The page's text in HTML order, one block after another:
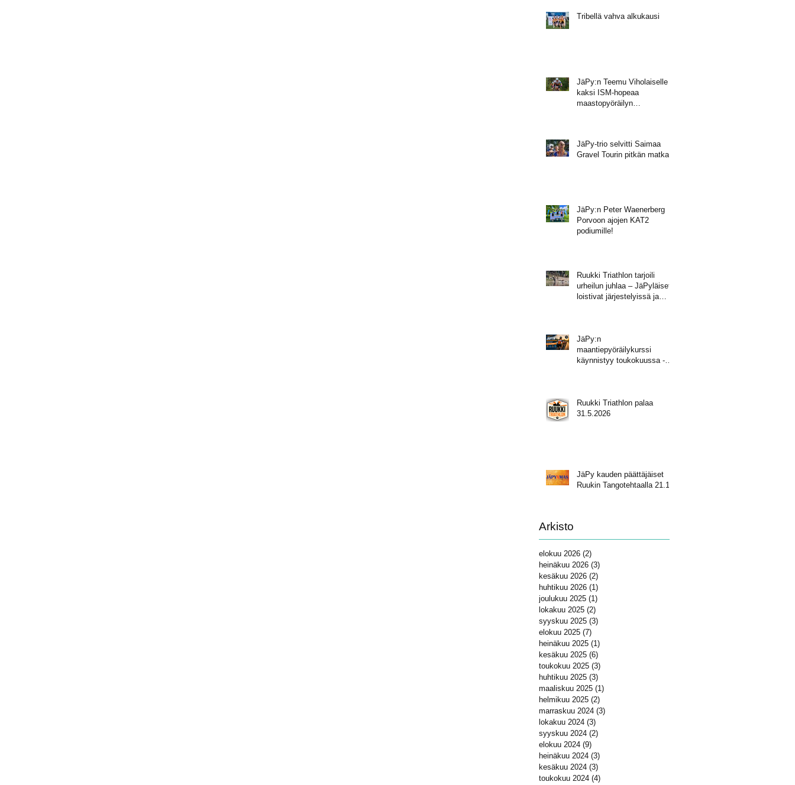
Tribellä vahva alkukausi
JäPy:n Teemu Viholaiselle
kaksi ISM-hopeaa
maastopyöräilyn
JäPy-trio selvitti Saimaa
Gravel Tourin pitkän matkan
JäPy:n Peter Waenerberg
Porvoon ajojen KAT2
podiumille!
Ruukki Triathlon tarjoili
urheilun juhlaa – JäPyläiset
loistivat järjestelyissä ja
JäPy:n
maantiepyöräilykurssi
käynnistyy toukokuussa -
Ruukki Triathlon palaa
31.5.2026
JäPy kauden päättäjäiset
Ruukin Tangotehtaalla 21.11.
Arkisto
elokuu 2026 (2)
heinäkuu 2026 (3)
kesäkuu 2026 (2)
huhtikuu 2026 (1)
joulukuu 2025 (1)
lokakuu 2025 (2)
syyskuu 2025 (3)
elokuu 2025 (7)
heinäkuu 2025 (1)
kesäkuu 2025 (6)
toukokuu 2025 (3)
huhtikuu 2025 (3)
maaliskuu 2025 (1)
helmikuu 2025 (2)
marraskuu 2024 (3)
lokakuu 2024 (3)
syyskuu 2024 (2)
elokuu 2024 (9)
heinäkuu 2024 (3)
kesäkuu 2024 (3)
toukokuu 2024 (4)